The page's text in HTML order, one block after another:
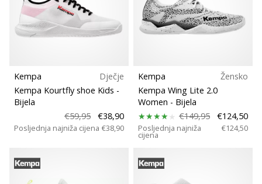
Kempa
Dječje
Kempa Kourtfly shoe Kids -
Bijela
€59,95
€38,90
Posljednja najniža cijena €38,90
Kempa
Žensko
Kempa Wing Lite 2.0
Women - Bijela
€149,95
€124,50
Posljednja najniža
cijena
€124,50